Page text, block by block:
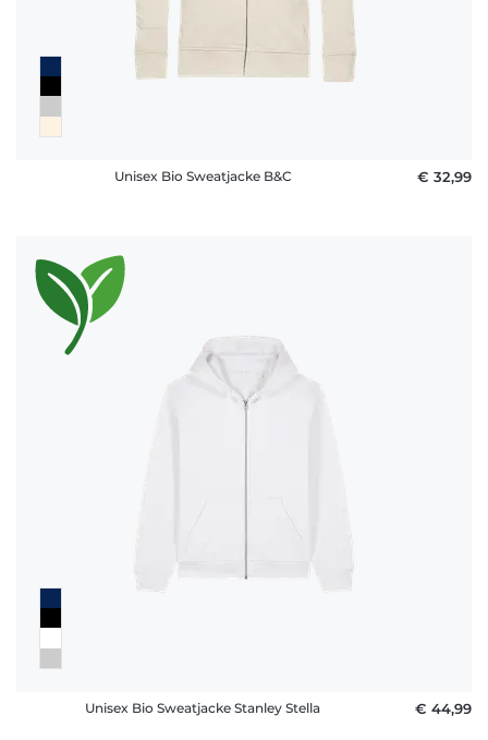
Unisex Bio Sweatjacke B&C € 32,99
Unisex Bio Sweatjacke Stanley Stella € 44,99